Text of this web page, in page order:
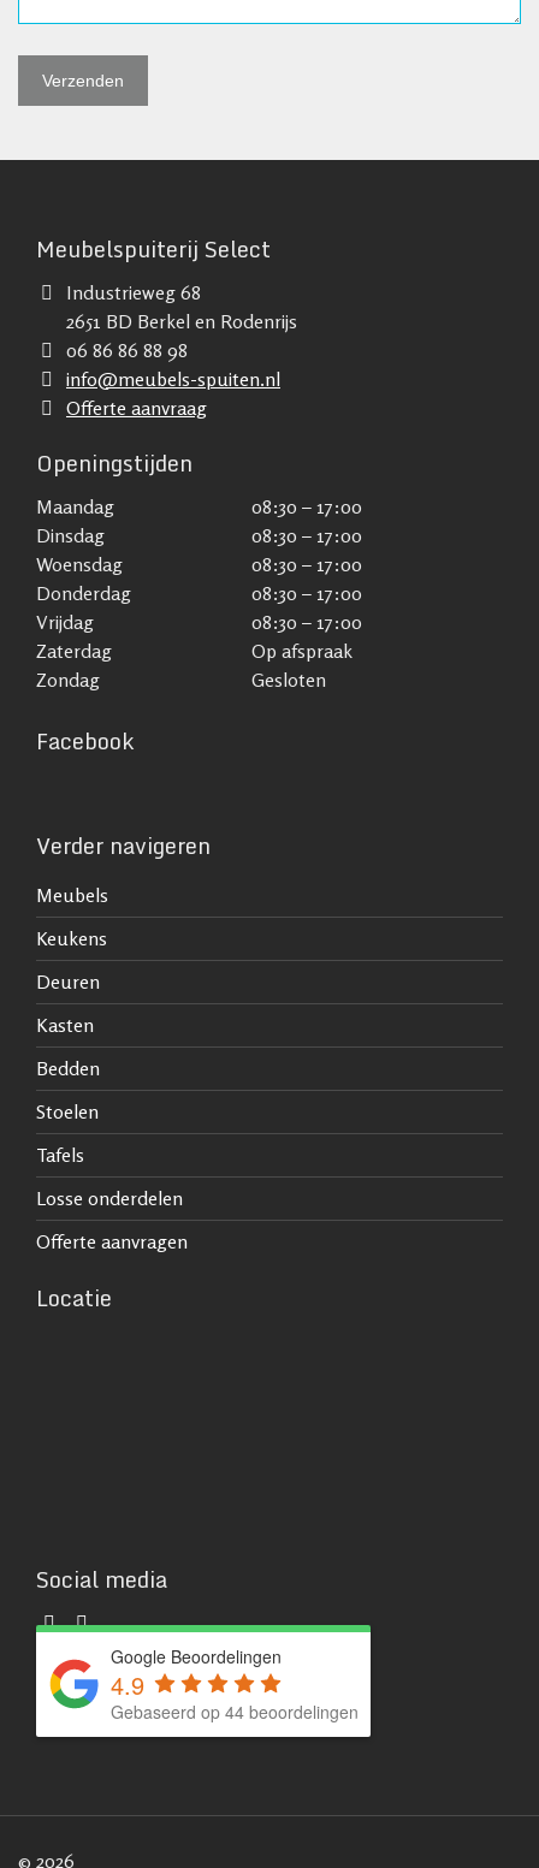
Meubelspuiterij Select
Industrieweg 68
2651 BD Berkel en Rodenrijs
06 86 86 88 98
info@meubels-spuiten.nl
Offerte aanvraag
Openingstijden
Maandag
08:30 – 17:00
Dinsdag
08:30 – 17:00
Woensdag
08:30 – 17:00
Donderdag
08:30 – 17:00
Vrijdag
08:30 – 17:00
Zaterdag
Op afspraak
Zondag
Gesloten
Facebook
Verder navigeren
Meubels
Keukens
Deuren
Kasten
Bedden
Stoelen
Tafels
Losse onderdelen
Offerte aanvragen
Locatie
Social media
Google Beoordelingen
4.9
Gebaseerd op 44 beoordelingen
© 2026